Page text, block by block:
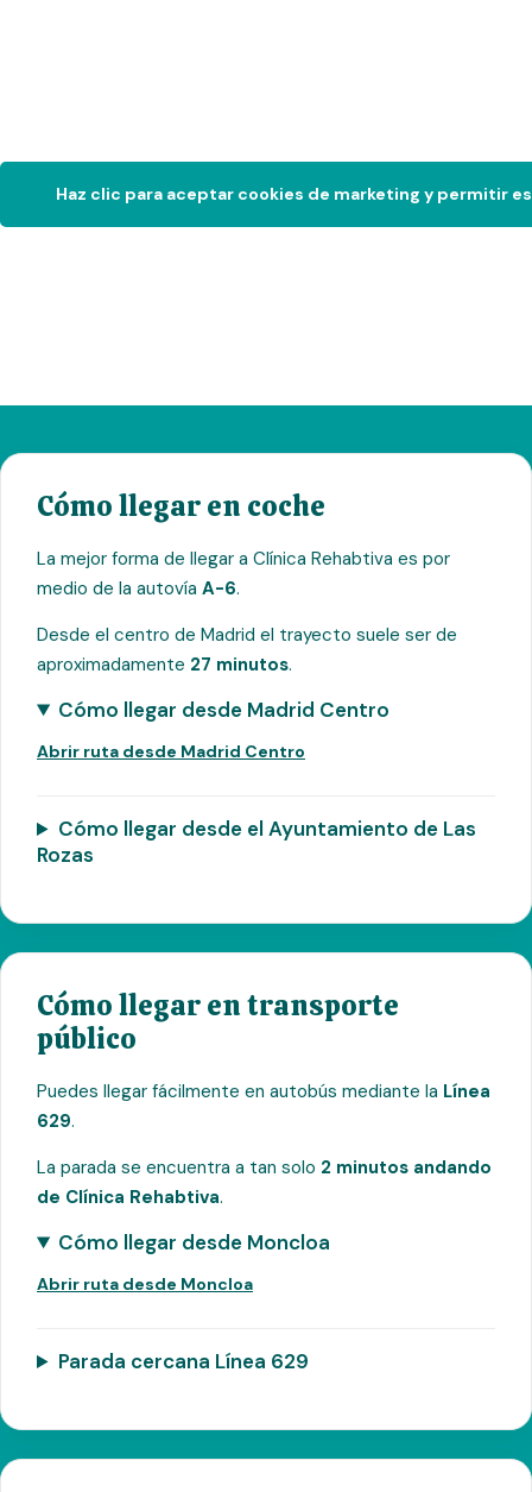
Haz clic para aceptar cookies de marketing y permitir
Cómo llegar en coche
La mejor forma de llegar a Clínica Rehabtiva es por
medio de la autovía A-6.
Desde el centro de Madrid el trayecto suele ser de
aproximadamente 27 minutos.
Cómo llegar desde Madrid Centro
Abrir ruta desde Madrid Centro
Cómo llegar desde el Ayuntamiento de Las
Rozas
Cómo llegar en transporte
público
Puedes llegar fácilmente en autobús mediante la Línea
629.
La parada se encuentra a tan solo 2 minutos andando
de Clínica Rehabtiva.
Cómo llegar desde Moncloa
Abrir ruta desde Moncloa
Parada cercana Línea 629